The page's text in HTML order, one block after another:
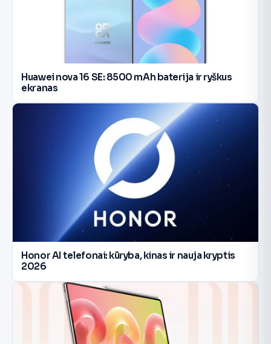
Huawei nova 16 SE: 8500 mAh baterija ir ryškus
ekranas
Honor AI telefonai: kūryba, kinas ir nauja kryptis
2026